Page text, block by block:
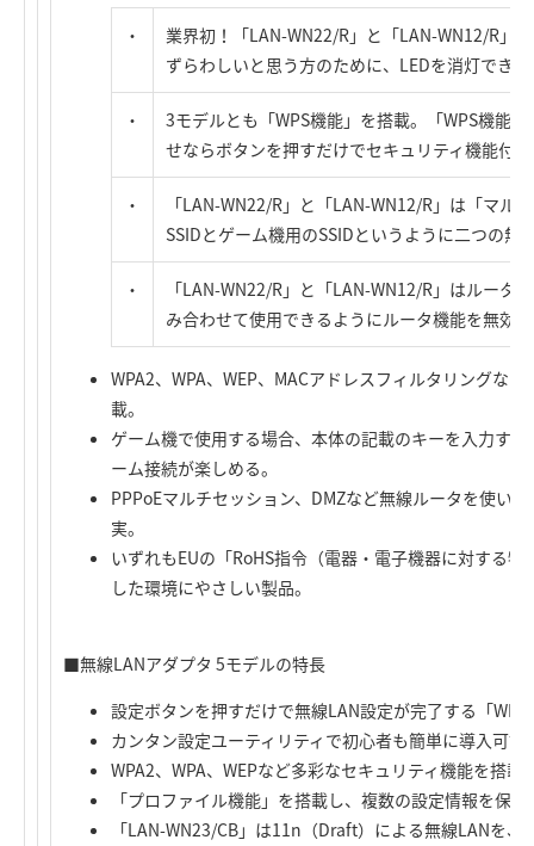
・
業界初！「LAN-WN22/R」と「LAN-WN12/R」
ずらわしいと思う方のために、LEDを消灯でき
・
3モデルとも「WPS機能」を搭載。「WPS機能
せならボタンを押すだけでセキュリティ機能付
・
「LAN-WN22/R」と「LAN-WN12/R」は「マル
SSIDとゲーム機用のSSIDというように二つの無
・
「LAN-WN22/R」と「LAN-WN12/R」はルータ
み合わせて使用できるようにルータ機能を無効
WPA2、WPA、WEP、MACアドレスフィルタリングな
載。
ゲーム機で使用する場合、本体の記載のキーを入力す
ーム接続が楽しめる。
PPPoEマルチセッション、DMZなど無線ルータを使い
実。
いずれもEUの「RoHS指令（電器・電子機器に対する
した環境にやさしい製品。
■無線LANアダプタ 5モデルの特長
設定ボタンを押すだけで無線LAN設定が完了する「
カンタン設定ユーティリティで初心者も簡単に導入可能
WPA2、WPA、WEPなど多彩なセキュリティ機能を搭載
「プロファイル機能」を搭載し、複数の設定情報を保存
「LAN-WN23/CB」は11n（Draft）による無線LANを、